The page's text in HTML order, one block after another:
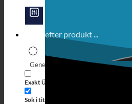
Generiska filter
Exakt Übereinstimmung
Sök i titeln